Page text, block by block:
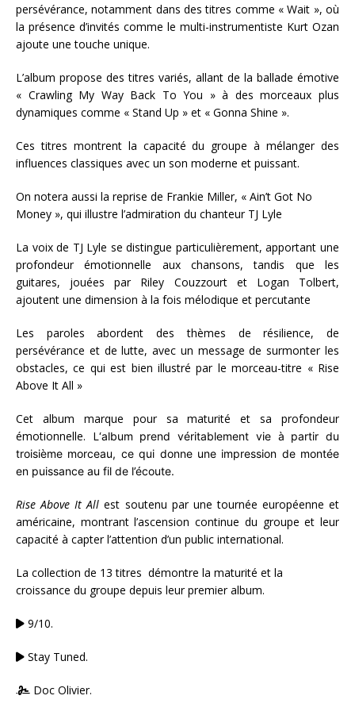
persévérance, notamment dans des titres comme « Wait », où
la présence d’invités comme le multi-instrumentiste Kurt Ozan
ajoute une touche unique.
L’album propose des titres variés, allant de la ballade émotive
« Crawling My Way Back To You » à des morceaux plus
dynamiques comme « Stand Up » et « Gonna Shine ».
Ces titres montrent la capacité du groupe à mélanger des
influences classiques avec un son moderne et puissant​.
On notera aussi la reprise de Frankie Miller, « Ain’t Got No
Money », qui illustre l’admiration du chanteur TJ Lyle
La voix de TJ Lyle se distingue particulièrement, apportant une
profondeur émotionnelle aux chansons, tandis que les
guitares, jouées par Riley Couzzourt et Logan Tolbert,
ajoutent une dimension à la fois mélodique et percutante
Les paroles abordent des thèmes de résilience, de
persévérance et de lutte, avec un message de surmonter les
obstacles, ce qui est bien illustré par le morceau-titre « Rise
Above It All »​
Cet album marque pour sa maturité et sa profondeur
émotionnelle. L‘album prend véritablement vie à partir du
troisième morceau, ce qui donne une impression de montée
en puissance au fil de l’écoute.
Rise Above It All est soutenu par une tournée européenne et
américaine, montrant l’ascension continue du groupe et leur
capacité à capter l’attention d’un public international.
La collection de 13 titres démontre la maturité et la
croissance du groupe depuis leur premier album.
9/10.
Stay Tuned.
Doc Olivier.